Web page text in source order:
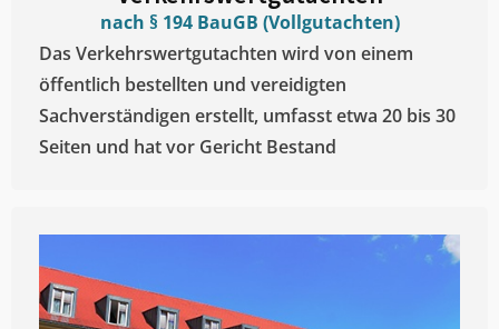
nach § 194 BauGB (Vollgutachten)
Das Verkehrswertgutachten wird von einem
öffentlich bestellten und vereidigten
Sachverständigen erstellt, umfasst etwa 20 bis 30
Seiten und hat vor Gericht Bestand